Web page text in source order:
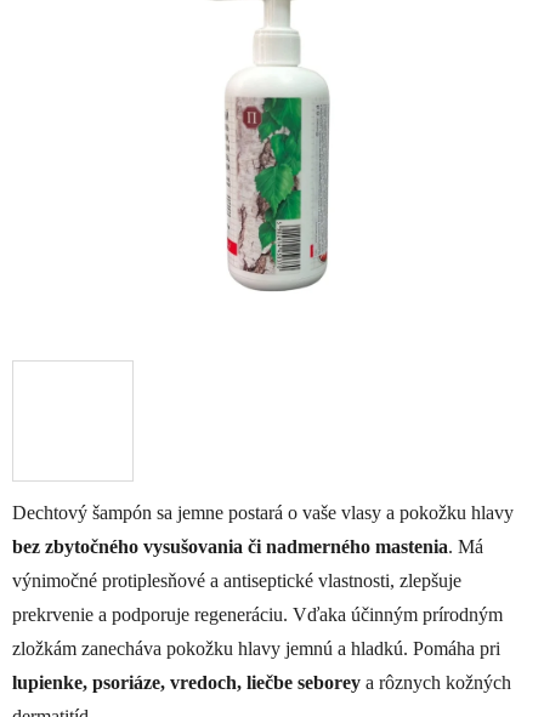
Dechtový šampón sa jemne postará o vaše vlasy a pokožku hlavy
bez zbytočného vysušovania či nadmerného mastenia. Má
výnimočné protiplesňové a antiseptické vlastnosti, zlepšuje
prekrvenie a podporuje regeneráciu. Vďaka účinným prírodným
zložkám zanecháva pokožku hlavy jemnú a hladkú. Pomáha pri
lupienke, psoriáze, vredoch, liečbe seborey a rôznych kožných